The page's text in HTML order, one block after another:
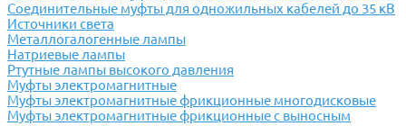
Соединительные муфты для одножильных кабелей до 35 кВ
Источники света
Металлогалогенные лампы
Натриевые лампы
Ртутные лампы высокого давления
Муфты электромагнитные
Муфты электромагнитные фрикционные многодисковые
Муфты электромагнитные фрикционные с выносным